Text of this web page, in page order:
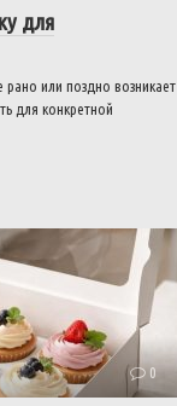
для
или поздно возникает
для конкретной
0